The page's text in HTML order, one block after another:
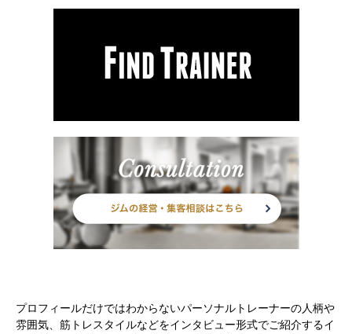
プロフィールだけではわからないパーソナルトレーナーの人柄や
雰囲気、筋トレスタイルなどをインタビュー形式でご紹介するイ